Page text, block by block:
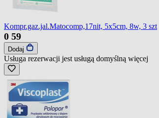
Kompr.gaz.jal.Matocomp,17nit, 5x5cm, 8w, 3 szt
0 59
Dodaj
Usługa rezerwacji jest usługą domyślną więcej